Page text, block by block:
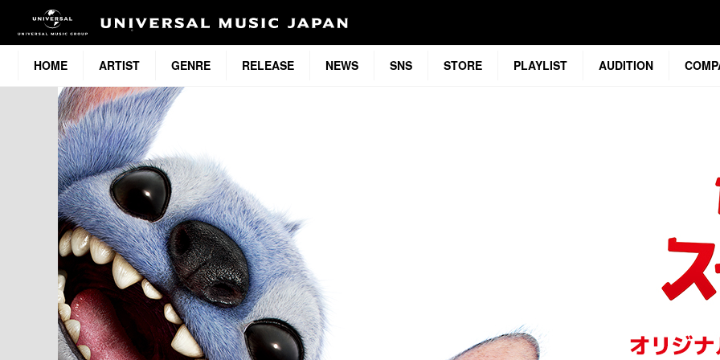
HOME ARTIST GENRE RELEASE NEWS SNS STORE PLAYLIST AUDITION